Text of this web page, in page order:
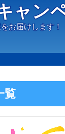
ャン
お届けします！
覧